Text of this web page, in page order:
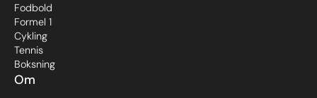
Om
Fodbold
Formel 1
Cykling
Tennis
Boksning